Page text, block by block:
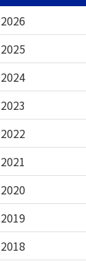
2026
2025
2024
2023
2022
2021
2020
2019
2018